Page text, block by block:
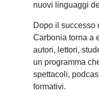
nuovi linguaggi
Dopo il successo
Carbonia torna a
autori, lettori,
un programma
spettacoli,
formativi.